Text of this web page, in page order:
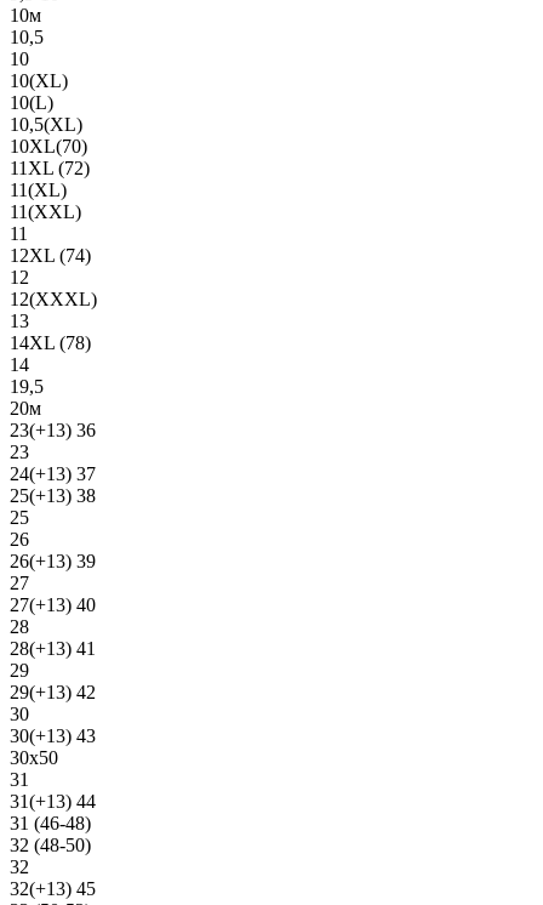
10м
10,5
10
10(XL)
10(L)
10,5(XL)
10XL(70)
11XL (72)
11(XL)
11(XXL)
11
12XL (74)
12
12(ХХХL)
13
14XL (78)
14
19,5
20м
23(+13) 36
23
24(+13) 37
25(+13) 38
25
26
26(+13) 39
27
27(+13) 40
28
28(+13) 41
29
29(+13) 42
30
30(+13) 43
30х50
31
31(+13) 44
31 (46-48)
32 (48-50)
32
32(+13) 45